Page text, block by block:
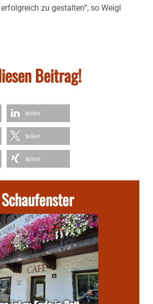
zu gestalten“, so Weigl
Beitrag!
teilen
teilen
teilen
Schaufenster